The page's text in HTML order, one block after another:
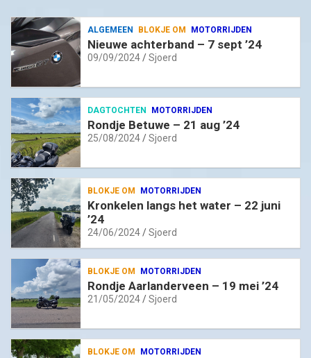
ALGEMEEN BLOKJE OM MOTORRIJDEN
Nieuwe achterband – 7 sept ’24
09/09/2024 Sjoerd
DAGTOCHTEN MOTORRIJDEN
Rondje Betuwe – 21 aug ’24
25/08/2024 Sjoerd
BLOKJE OM MOTORRIJDEN
Kronkelen langs het water – 22 juni
’24
24/06/2024 Sjoerd
BLOKJE OM MOTORRIJDEN
Rondje Aarlanderveen – 19 mei ’24
21/05/2024 Sjoerd
BLOKJE OM MOTORRIJDEN